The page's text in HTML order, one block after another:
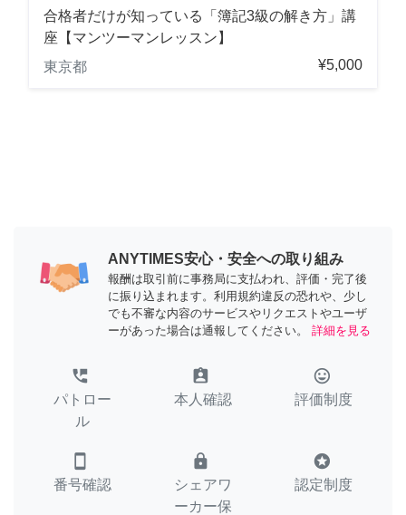
合格者だけが知っている「簿記3級の解き方」講
座【マンツーマンレッスン】
東京都
¥5,000
ANYTIMES安心・安全への取り組み
報酬は取引前に事務局に支払われ、評価・完了後
に振り込まれます。利用規約違反の恐れや、少し
でも不審な内容のサービスやリクエストやユーザ
ーがあった場合は通報してください。
詳細を見る
perm_phone_msg
パトロー
ル
assignment_ind
本人確認
tag_faces
評価制度
smartphone
番号確認
lock
シェアワ
ーカー保
stars
認定制度